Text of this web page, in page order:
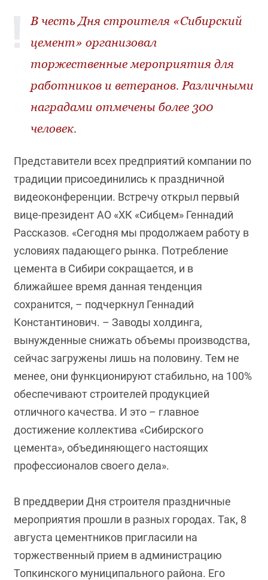
В честь Дня строителя «Сибирский
цемент» организовал
торжественные мероприятия для
работников и ветеранов. Различными
наградами отмечены более 300
человек.
Представители всех предприятий компании по
традиции присоединились к праздничной
видеоконференции. Встречу открыл первый
вице-президент АО «ХК «Сибцем» Геннадий
Рассказов. «Сегодня мы продолжаем работу в
условиях падающего рынка. Потребление
цемента в Сибири сокращается, и в
ближайшее время данная тенденция
сохранится, – подчеркнул Геннадий
Константинович. – Заводы холдинга,
вынужденные снижать объемы производства,
сейчас загружены лишь на половину. Тем не
менее, они функционируют стабильно, на 100%
обеспечивают строителей продукцией
отличного качества. И это – главное
достижение коллектива «Сибирского
цемента», объединяющего настоящих
профессионалов своего дела».
В преддверии Дня строителя праздничные
мероприятия прошли в разных городах. Так, 8
августа цементников пригласили на
торжественный прием в администрацию
Топкинского муниципального района. Его